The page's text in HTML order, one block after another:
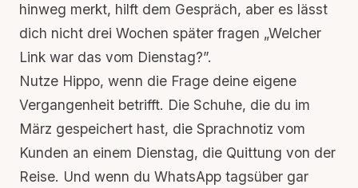
hinweg merkt, hilft dem Gespräch, aber es lässt
dich nicht drei Wochen später fragen „Welcher
Link war das vom Dienstag?”.
Nutze Hippo, wenn die Frage deine eigene
Vergangenheit betrifft. Die Schuhe, die du im
März gespeichert hast, die Sprachnotiz vom
Kunden an einem Dienstag, die Quittung von der
Reise. Und wenn du WhatsApp tagsüber gar